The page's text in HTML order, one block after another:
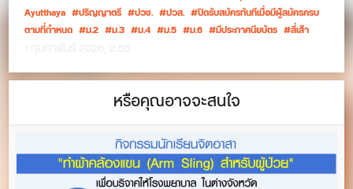
Ayutthaya
ปริญญาตรี ปวช. ปวส.
ปิดรับสมัครทันทีเมื่อมีผู้สมัครครบ
ตามที่กำหนด
ม.2 ม.3 ม.4 ม.5 ม.6 มีประกาศนียบัตร สี่เส้า
หรือคุณอาจจะสนใจ